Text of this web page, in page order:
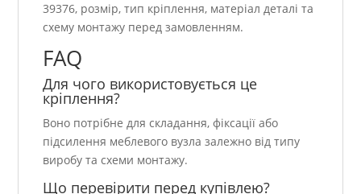
39376, розмір, тип кріплення, матеріал деталі та
схему монтажу перед замовленням.
FAQ
Для чого використовується це
кріплення?
Воно потрібне для складання, фіксації або
підсилення меблевого вузла залежно від типу
виробу та схеми монтажу.
Що перевірити перед купівлею?